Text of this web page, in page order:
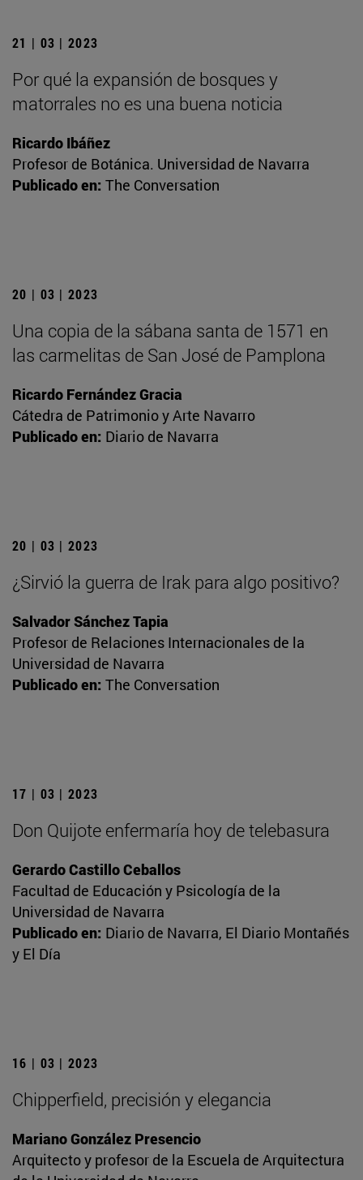
21 | 03 | 2023
Por qué la expansión de bosques y
matorrales no es una buena noticia
Ricardo Ibáñez
Profesor de Botánica. Universidad de Navarra
Publicado en: The Conversation
20 | 03 | 2023
Una copia de la sábana santa de 1571 en
las carmelitas de San José de Pamplona
Ricardo Fernández Gracia
Cátedra de Patrimonio y Arte Navarro
Publicado en: Diario de Navarra
20 | 03 | 2023
¿Sirvió la guerra de Irak para algo positivo?
Salvador Sánchez Tapia
Profesor de Relaciones Internacionales de la
Universidad de Navarra
Publicado en: The Conversation
17 | 03 | 2023
Don Quijote enfermaría hoy de telebasura
Gerardo Castillo Ceballos
Facultad de Educación y Psicología de la
Universidad de Navarra
Publicado en: Diario de Navarra, El Diario Montañés
y El Día
16 | 03 | 2023
Chipperfield, precisión y elegancia
Mariano González Presencio
Arquitecto y profesor de la Escuela de Arquitectura